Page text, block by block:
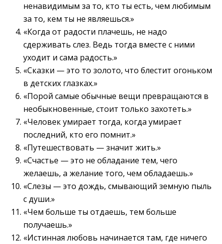
ненавидимым за то, кто ты есть, чем любимым
за то, кем ты не являешься.»
«Когда от радости плачешь, не надо
сдерживать слез. Ведь тогда вместе с ними
уходит и сама радость.»
«Сказки — это то золото, что блестит огоньком
в детских глазках.»
«Порой самые обычные вещи превращаются в
необыкновенные, стоит только захотеть.»
«Человек умирает тогда, когда умирает
последний, кто его помнит.»
«Путешествовать — значит жить.»
«Счастье — это не обладание тем, чего
желаешь, а желание того, чем обладаешь.»
«Слезы — это дождь, смывающий земную пыль
с души.»
«Чем больше ты отдаешь, тем больше
получаешь.»
«Истинная любовь начинается там, где ничего